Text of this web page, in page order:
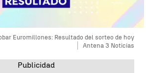
Euromillones: Resultado del sorteo de hoy
Antena 3 Noticias